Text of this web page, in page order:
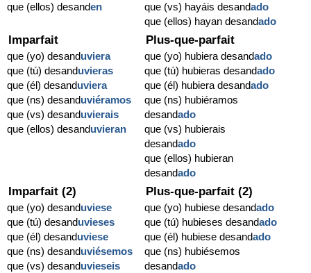
que (ellos) desanden
que (vs) hayáis desandado
que (ellos) hayan desandado
Imparfait
que (yo) desanduviera
que (tú) desanduvieras
que (él) desanduviera
que (ns) desanduviéramos
que (vs) desanduvierais
que (ellos) desanduvieran
Plus-que-parfait
que (yo) hubiera desandado
que (tú) hubieras desandado
que (él) hubiera desandado
que (ns) hubiéramos
desandado
que (vs) hubierais
desandado
que (ellos) hubieran
desandado
Imparfait (2)
que (yo) desanduviese
que (tú) desanduvieses
que (él) desanduviese
que (ns) desanduviésemos
que (vs) desanduvieseis
Plus-que-parfait (2)
que (yo) hubiese desandado
que (tú) hubieses desandado
que (él) hubiese desandado
que (ns) hubiésemos
desandado